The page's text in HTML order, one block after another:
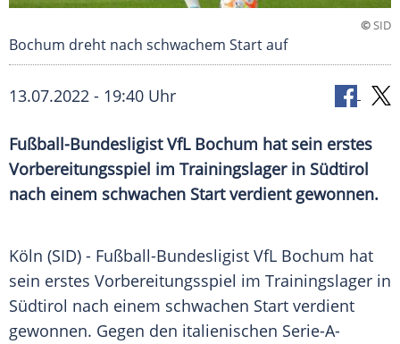
©SID
Bochum dreht nach schwachem Start auf
13.07.2022 - 19:40 Uhr
Fußball-Bundesligist VfL Bochum hat sein erstes
Vorbereitungsspiel im Trainingslager in Südtirol
nach einem schwachen Start verdient gewonnen.
Köln (SID) - Fußball-Bundesligist VfL Bochum hat
sein erstes Vorbereitungsspiel im Trainingslager in
Südtirol nach einem schwachen Start verdient
gewonnen. Gegen den italienischen Serie-A-